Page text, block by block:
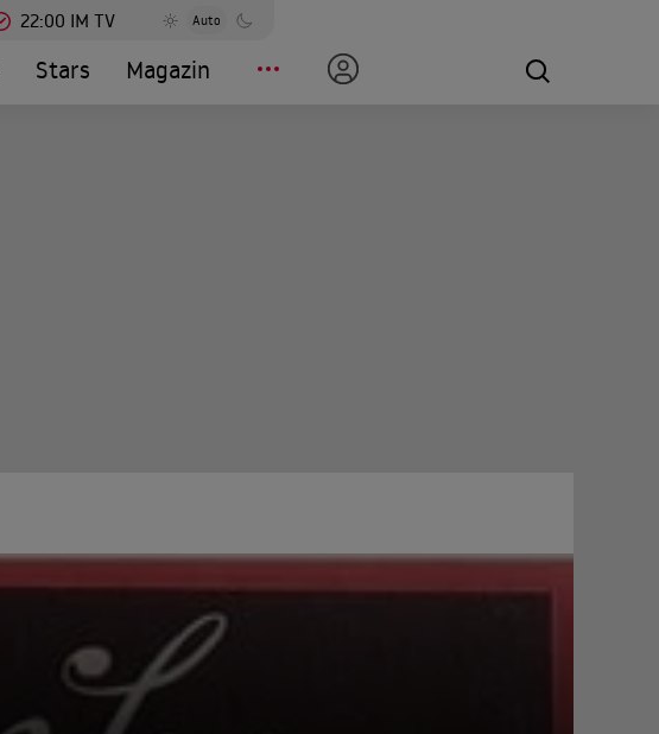
22:00 IM TV Auto
Stars Magazin